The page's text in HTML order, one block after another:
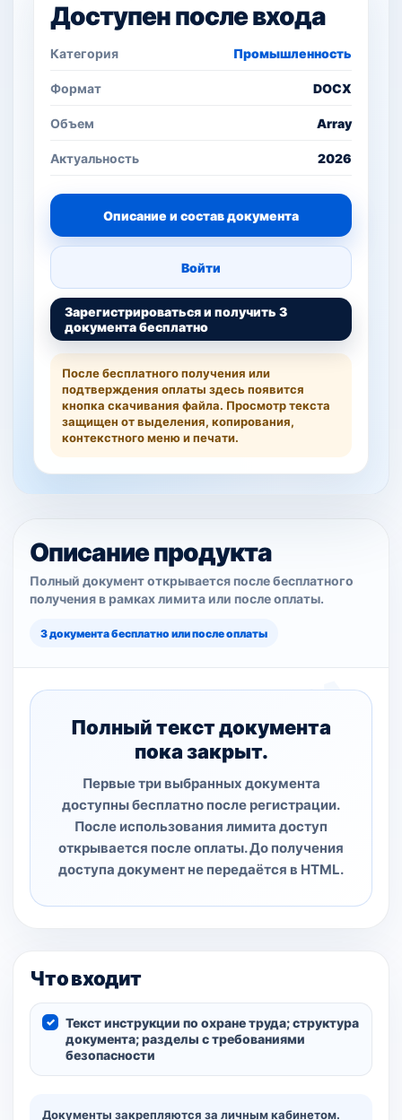
Доступен после входа
Категория Промышленность
Формат DOCX
Объем Array
Актуальность 2026
Описание и состав документа
Войти
Зарегистрироваться и получить 3
документа бесплатно
После бесплатного получения или
подтверждения оплаты здесь появится
кнопка скачивания файла. Просмотр текста
защищен от выделения, копирования,
контекстного меню и печати.
Описание продукта
Полный документ открывается после бесплатного
получения в рамках лимита или после оплаты.
3 документа бесплатно или после оплаты
Полный текст документа
пока закрыт.
Первые три выбранных документа
доступны бесплатно после регистрации.
После использования лимита доступ
открывается после оплаты. До получения
доступа документ не передаётся в HTML.
Что входит
Текст инструкции по охране труда; структура
документа; разделы с требованиями
безопасности
Документы закрепляются за личным кабинетом.